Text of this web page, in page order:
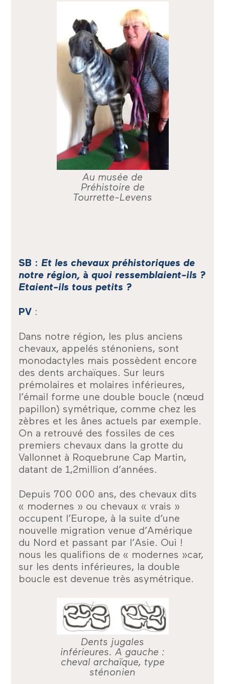
Au musée de
Préhistoire de
Tourrette-Levens
SB : Et les chevaux préhistoriques de
notre région, àquoi ressemblaient-ils ?
Etaient-ils tous petits ?
PV :
Dans notre région, les plus anciens
chevaux, appelés sténoniens, sont
monodactyles mais possèdent encore
des dents archaïques. Sur leurs
prémolaires et molaires inférieures,
l’émail forme une double boucle (nœud
papillon) symétrique, comme chez les
zèbres et les ânes actuels par exemple.
On a retrouvé des fossiles de ces
premiers chevaux dans la grotte du
Vallonnet à Roquebrune Cap Martin,
datant de 1,2million d’années.
Depuis 700 000 ans, des chevaux dits
« modernes » ou chevaux « vrais »
occupent l’Europe, à la suite d’une
nouvelle migration venue d’Amérique
du Nord et passant par l’Asie. Oui !
nous les qualifions de « modernes »car,
sur les dents inférieures, la double
boucle est devenue très asymétrique.
Dents jugales
inférieures. A gauche :
cheval archaïque, type
sténonien